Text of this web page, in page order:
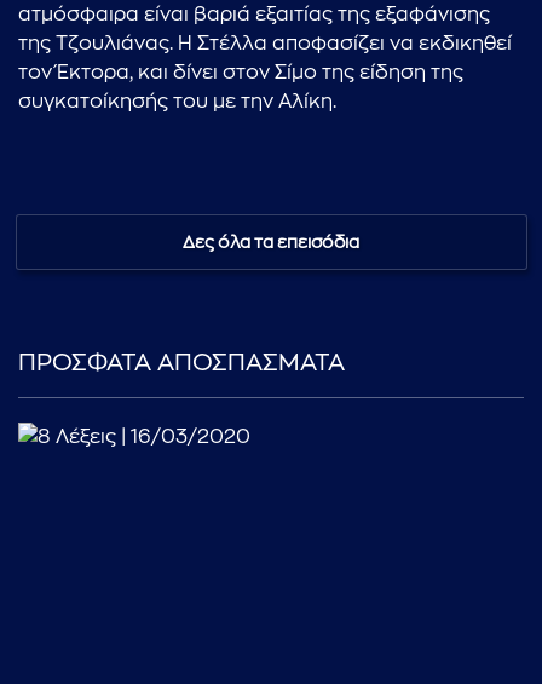
ατμόσφαιρα είναι βαριά εξαιτίας της εξαφάνισης
της Τζουλιάνας. Η Στέλλα αποφασίζει να εκδικηθεί
τον Έκτορα, και δίνει στον Σίμο της είδηση της
συγκατοίκησής του με την Αλίκη.
Δες όλα τα επεισόδια
ΠΡΟΣΦΑΤΑ ΑΠΟΣΠΑΣΜΑΤΑ